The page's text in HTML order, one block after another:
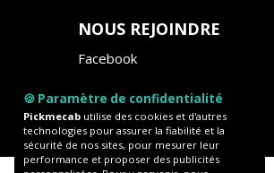
NOUS REJOINDRE
Facebook
Blog
🍪 Paramètre de confidentialité
Pickmecab utilise des cookies et d'autres
technologies pour assurer la fiabilité et la
sécurité de nos sites, pour mesurer leur
performance et proposer des publicités